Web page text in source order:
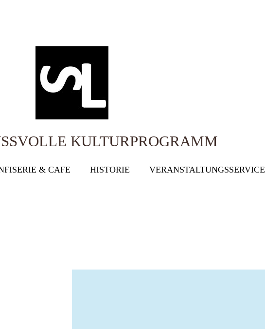
KULTURPROGRAMM
& CAFE HISTORIE VERANSTALTUNGSSERVICE